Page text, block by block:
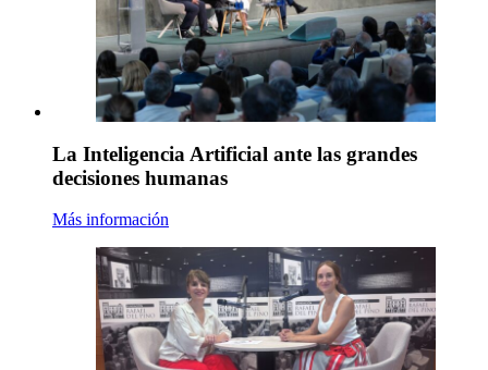
La Inteligencia Artificial ante las grandes
decisiones humanas
Más información